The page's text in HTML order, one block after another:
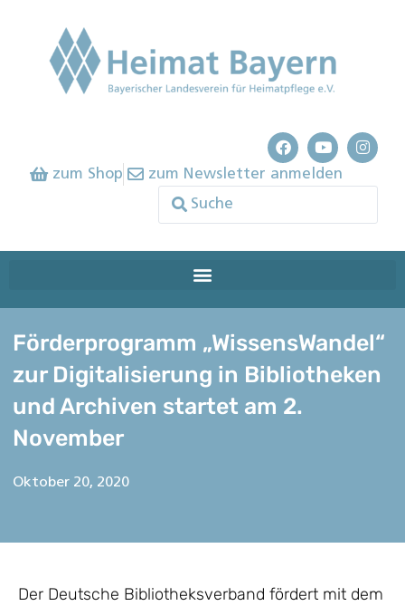
zum Shop zum Newsletter anmelden
Förderprogramm „WissensWandel“
zur Digitalisierung in Bibliotheken
und Archiven startet am 2.
November
Oktober 20, 2020
Der Deutsche Bibliotheksverband fördert mit dem